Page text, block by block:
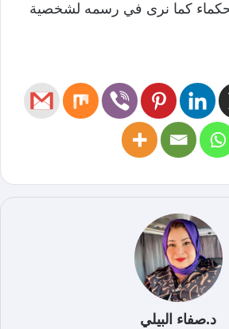
لحكماء كما نرى في رسمه لشخصية
د.صفاء البيلي